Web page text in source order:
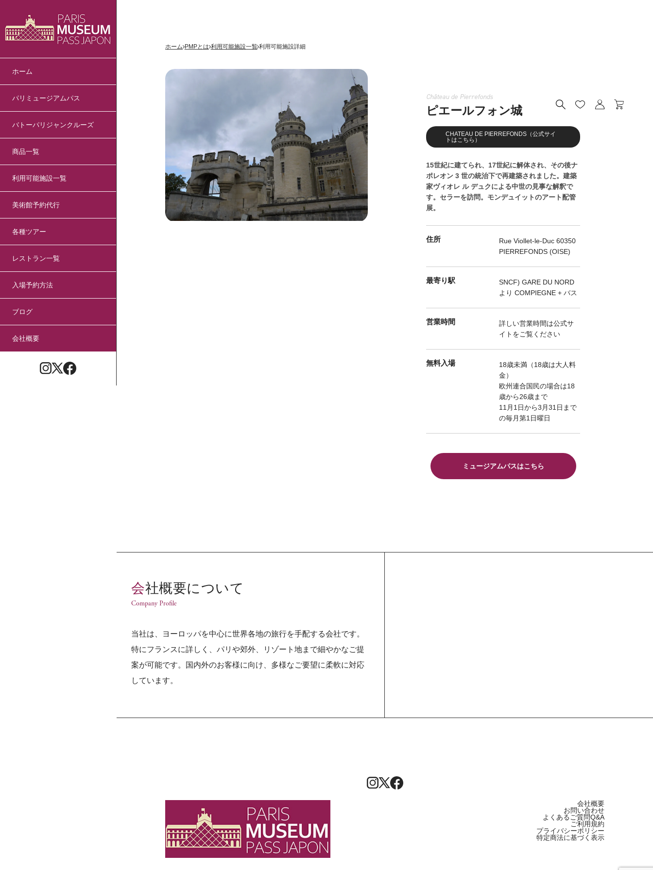
ホーム
パリミュージアムパス
バトーパリジャンクルーズ
商品一覧
利用可能施設一覧
美術館予約代行
各種ツアー
レストラン一覧
入場予約方法
ブログ
会社概要
   
ホーム PMPとは 利用可能施設一覧 利用可能施設詳細
Château de Pierrefonds
ピエールフォン城
CHATEAU DE PIERREFONDS（公式サイ
トはこちら）
15世紀に建てられ、17世紀に解体され、その後ナ
ポレオン 3 世の統治下で再建築されました。建築
家ヴィオレ ル デュクによる中世の見事な解釈で
す。セラーを訪問。モンデュイットのアート配管
展。
住所
Rue Viollet-le-Duc 60350
PIERREFONDS (OISE)
最寄り駅
SNCF) GARE DU NORD
より COMPIEGNE + バス
営業時間
詳しい営業時間は公式サ
イトをご覧ください
無料入場
18歳未満（18歳は大人料
金）
欧州連合国民の場合は18
歳から26歳まで
11月1日から3月31日まで
の毎月第1日曜日
ミュージアムパスはこちら
会社概要について
Company Profile
当社は、ヨーロッパを中心に世界各地の旅行を手配する会社です。
特にフランスに詳しく、パリや郊外、リゾート地まで細やかなご提
案が可能です。国内外のお客様に向け、多様なご要望に柔軟に対応
しています。
会社概要
お問い合わせ
よくあるご質問Q&A
ご利用規約
プライバシーポリシー
特定商法に基づく表示